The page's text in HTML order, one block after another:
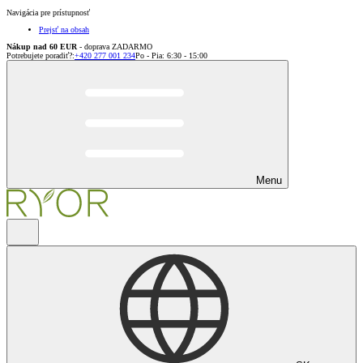
Navigácia pre prístupnosť
Prejsť na obsah
Nákup nad 60 EUR - doprava ZADARMO
Potrebujete poradiť?:+420 277 001 234Po - Pia: 6:30 - 15:00
Menu